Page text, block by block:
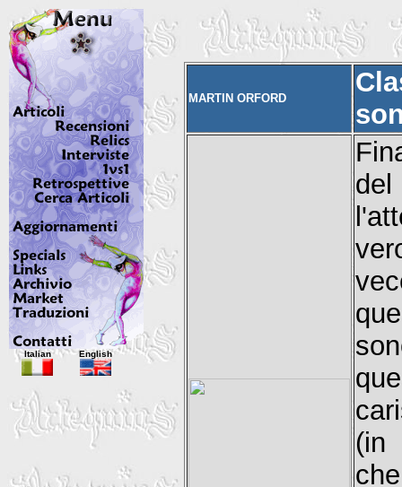
MARTIN ORFORD
(in
Italian English